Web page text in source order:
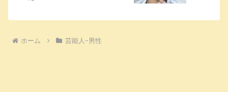
ホーム 芸能人ｰ男性